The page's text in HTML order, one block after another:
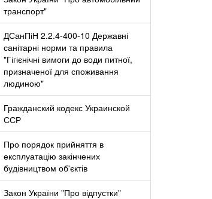
транспорт"
ДСанПіН 2.2.4-400-10 Державні
санітарні норми та правила
"Гігієнічні вимоги до води питної,
призначеної для споживання
людиною"
Гражданский кодекс Украинской
ССР
Про порядок прийняття в
експлуатацію закінчених
будівництвом об'єктів
Закон України "Про відпустки"